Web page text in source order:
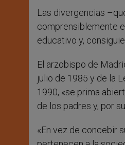
Las divergencias
comprensiblemente
educativo y,
El arzobispo de
julio de 1985 y de la
1990, «se prima
de los padres y, por
«En vez de concebir